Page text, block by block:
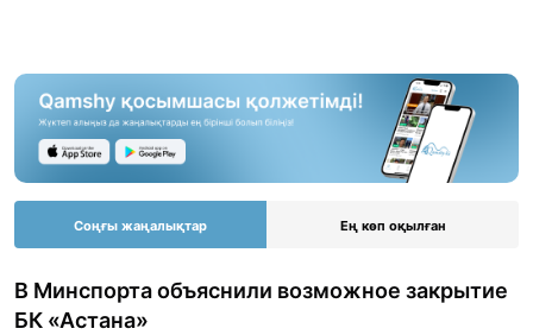
Соңғы жаңалықтар Ең көп оқылған
В Минспорта объяснили возможное закрытие
БК «Астана»